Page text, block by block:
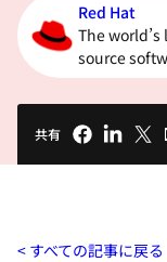
Red Hat
The
source
共有
すべての記事に戻る